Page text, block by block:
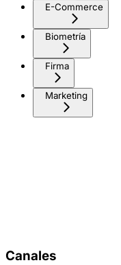
E-Commerce
Biometría
Firma
Marketing
Canales